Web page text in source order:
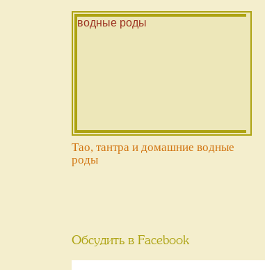
Тао, тантра и домашние водные
роды
Обсудить в Facebook